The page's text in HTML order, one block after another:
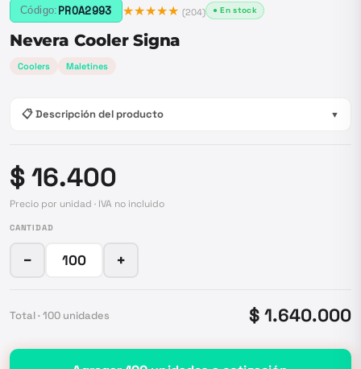
Código: PROA2993 ★★★★★ (204) ● En stock
Nevera Cooler Signa
Coolers Maletines
📋 Descripción del producto ▼
$ 16.400
Precio por unidad · IVA no incluido
CANTIDAD
− +
Total · 100 unidades $ 1.640.000